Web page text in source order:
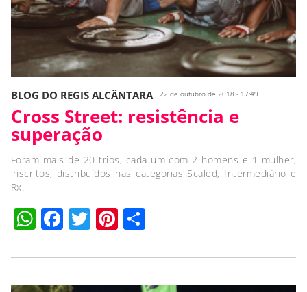
BLOG DO REGIS ALCÂNTARA 22 de outubro de 2018 - 17:49
Cross Street: resistência e
superação
Foram mais de 20 trios, cada um com 2 homens e 1 mulher,
inscritos, distribuídos nas categorias Scaled, Intermediário e
Rx.
WhatsApp
Facebook
TwitterPinterest
Compartilhar